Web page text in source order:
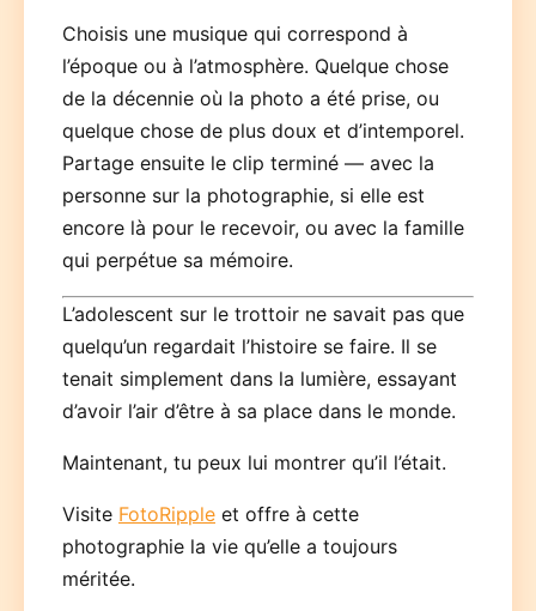
Choisis une musique qui correspond à
l’époque ou à l’atmosphère. Quelque chose
de la décennie où la photo a été prise, ou
quelque chose de plus doux et d’intemporel.
Partage ensuite le clip terminé — avec la
personne sur la photographie, si elle est
encore là pour le recevoir, ou avec la famille
qui perpétue sa mémoire.
L’adolescent sur le trottoir ne savait pas que
quelqu’un regardait l’histoire se faire. Il se
tenait simplement dans la lumière, essayant
d’avoir l’air d’être à sa place dans le monde.
Maintenant, tu peux lui montrer qu’il l’était.
Visite FotoRipple et offre à cette
photographie la vie qu’elle a toujours
méritée.